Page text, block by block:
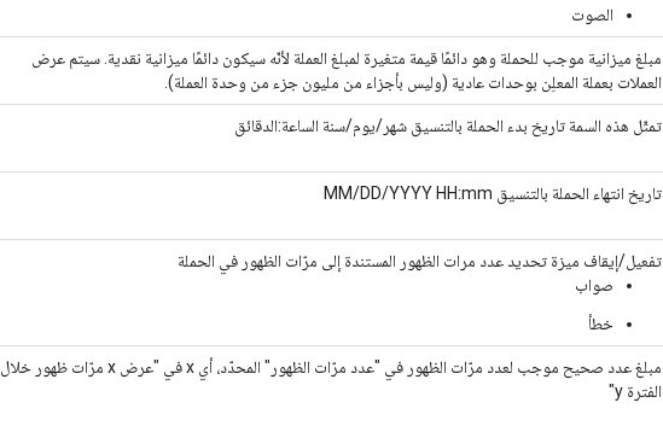
الصوت
مبلغ ميزانية موجب للحملة وهو دائمًا قيمة متغيرة لمبلغ العملة لأنّه سيكون دائمًا ميزانية نقدية. سيتم عرض
العملات بعملة المعلِن بوحدات عادية (وليس بأجزاء من مليون جزء من وحدة العملة).
تمثّل هذه السمة تاريخ بدء الحملة بالتنسيق شهر/يوم/سنة الساعة:الدقائق
تاريخ انتهاء الحملة بالتنسيق MM/DD/YYYY HH:mm
تفعيل/إيقاف ميزة تحديد عدد مرات الظهور المستندة إلى مرّات الظهور في الحملة
صواب
خطأ
مبلغ عدد صحيح موجب لعدد مرّات الظهور في "عدد مرّات الظهور" المحدّد، أي x في "عرض x مرّات ظهور خلال
الفترة y"